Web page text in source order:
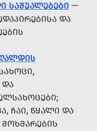
ᲡᲐᲨᲣᲐᲚᲔᲑᲔᲑᲘ —
ᲓᲐ
ᲓᲐ
ᲩᲐᲘ, ᲬᲧᲐᲚᲘ ᲓᲐ